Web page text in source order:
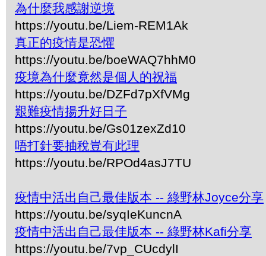
為什麼我感謝逆境
https://youtu.be/Liem-REM1Ak
真正的疫情是恐懼
https://youtu.be/boeWAQ7hhM0
疫境為什麼竟然是個人的祝福
https://youtu.be/DZFd7pXfVMg
艱難疫情揚升好日子
https://youtu.be/Gs01zexZd10
唔打針要抽稅豈有此理
https://youtu.be/RPOd4asJ7TU
疫情中活出自己最佳版本 -- 綠野林Joyce分享
https://youtu.be/syqIeKuncnA
疫情中活出自己最佳版本 -- 綠野林Kafi分享
https://youtu.be/7vp_CUcdylI